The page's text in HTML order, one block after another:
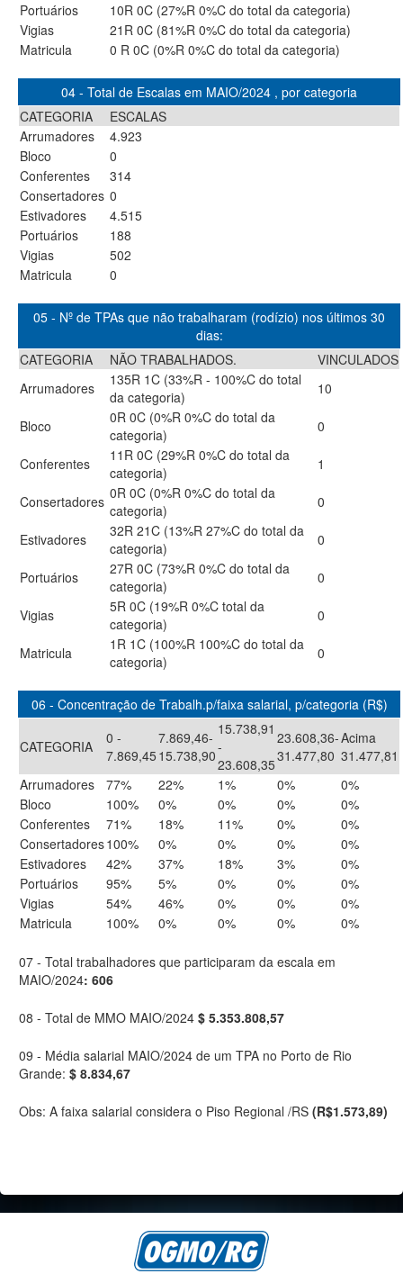
Portuários
10R 0C (27%R 0%C do total da categoria)
Vigias
21R 0C (81%R 0%C do total da categoria)
Matricula
0 R 0C (0%R 0%C do total da categoria)
04 - Total de Escalas em MAIO/2024 , por categoria
CATEGORIA
ESCALAS
Arrumadores
4.923
Bloco
0
Conferentes
314
Consertadores 0
Estivadores
4.515
Portuários
188
Vigias
502
Matricula
0
05 - Nº de TPAs que não trabalharam (rodízio) nos últimos 30
dias:
CATEGORIA
NÃO TRABALHADOS.
VINCULADOS
Arrumadores
135R 1C (33%R - 100%C do total
da categoria)
10
Bloco
0R 0C (0%R 0%C do total da
categoria)
0
Conferentes
11R 0C (29%R 0%C do total da
categoria)
1
Consertadores 0R 0C (0%R 0%C do total da
categoria)
0
Estivadores
32R 21C (13%R 27%C do total da
categoria)
0
Portuários
27R 0C (73%R 0%C do total da
categoria)
0
Vigias
5R 0C (19%R 0%C total da
categoria)
0
Matricula
1R 1C (100%R 100%C do total da
categoria)
0
06 - Concentração de Trabalh.p/faixa salarial, p/categoria (R$)
CATEGORIA
0 -
7.869,45
7.869,46-
15.738,90
15.738,91
-
23.608,35
23.608,36-
31.477,80
Acima
31.477,81
Arrumadores
77% 22% 1% 0%
0%
Bloco
100% 0% 0% 0%
0%
Conferentes
71% 18% 11% 0%
0%
Consertadores100% 0% 0% 0%
0%
Estivadores
42% 37% 18% 3%
0%
Portuários
95% 5% 0% 0%
0%
Vigias
54% 46% 0% 0%
0%
Matricula
100% 0% 0% 0% 0%
07 - Total trabalhadores que participaram da escala em
MAIO/2024: 606
08 - Total de MMO MAIO/2024 $ 5.353.808,57
09 - Média salarial MAIO/2024 de um TPA no Porto de Rio
Grande: $ 8.834,67
Obs: A faixa salarial considera o Piso Regional /RS (R$1.573,89)